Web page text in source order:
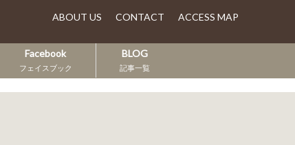
ABOUT US CONTACT ACCESS MAP
Facebook
フェイスブック
BLOG
記事一覧